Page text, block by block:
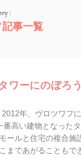
:
事一覧
ワーにのぼろ
年、ヴロツワフ
高い建物となった
ールと住宅の複合施
まであがることもで